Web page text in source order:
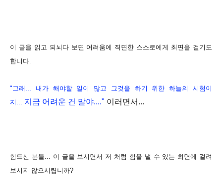
이 글을 읽고 되뇌다 보면 어려움에 직면한 스스로에게 최면을 걸기도
합니다.
"그래... 내가 해야할 일이 많고 그것을 하기 위한 하늘의 시험이
지... 지금 어려운 건 말야...." 이러면서...
힘드신 분들... 이 글을 보시면서 저 처럼 힘을 낼 수 있는 최면에 걸려
보시지 않으시렵니까?